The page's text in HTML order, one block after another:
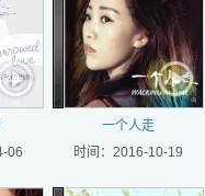
06
一个人走
时间：2016-10-19